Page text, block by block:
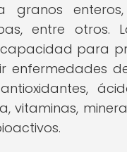
granos
entre otros.
para
enfermedades
vitaminas,